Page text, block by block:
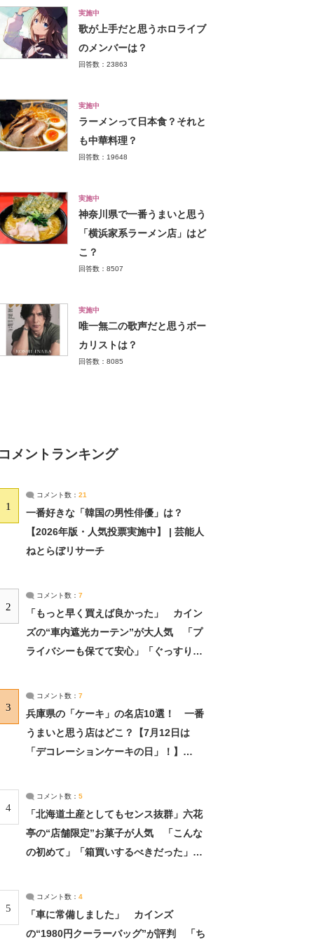
実施中
歌が上手だと思うホロライブ
のメンバーは？
回答数：23863
実施中
ラーメンって日本食？それと
も中華料理？
回答数：19648
実施中
神奈川県で一番うまいと思う
「横浜家系ラーメン店」はど
こ？
回答数：8507
実施中
唯一無二の歌声だと思うボー
カリストは？
回答数：8085
メントランキング
1
コメント数： 21
一番好きな「韓国の男性俳優」は？
【2026年版・人気投票実施中】 | 芸能人
ねとらぼリサーチ
2
コメント数： 7
「もっと早く買えば良かった」 カイン
ズの“車内遮光カーテン”が大人気 「プ
ライバシーも保てて安心」「ぐっすり眠
3
コメント数： 7
兵庫県の「ケーキ」の名店10選！ 一番
うまいと思う店はどこ？【7月12日は
「デコレーションケーキの日」！】
4
コメント数： 5
「北海道土産としてもセンス抜群」六花
亭の“店舗限定”お菓子が人気 「こんな
の初めて」「箱買いするべきだった」
5
コメント数： 4
「車に常備しました」 カインズ
の“1980円クーラーバッグ”が評判 「ち